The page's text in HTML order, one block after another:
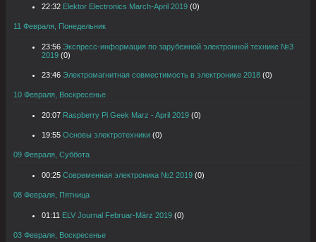
22:32 Elektor Electronics March-April 2019 (0)
11 Февраля, Понедельник
23:56 Экспресс-информация по зарубежной электронной технике №3
2019 (0)
23:46 Электромагнитная совместимость в электронике 2018 (0)
10 Февраля, Воскресенье
20:07 Raspberry Pi Geek Marz - April 2019 (0)
19:55 Основы электротехники (0)
09 Февраля, Суббота
00:25 Современная электроника №2 2019 (0)
08 Февраля, Пятница
01:11 ELV Journal Februar-März 2019 (0)
03 Февраля, Воскресенье